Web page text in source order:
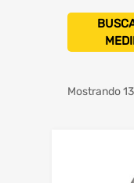
Mostrando